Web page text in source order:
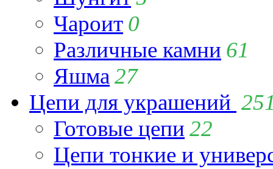
Чароит 0
Различные камни 61
Яшма 27
Цепи для украшений
Готовые цепи 22
Цепи тонкие и